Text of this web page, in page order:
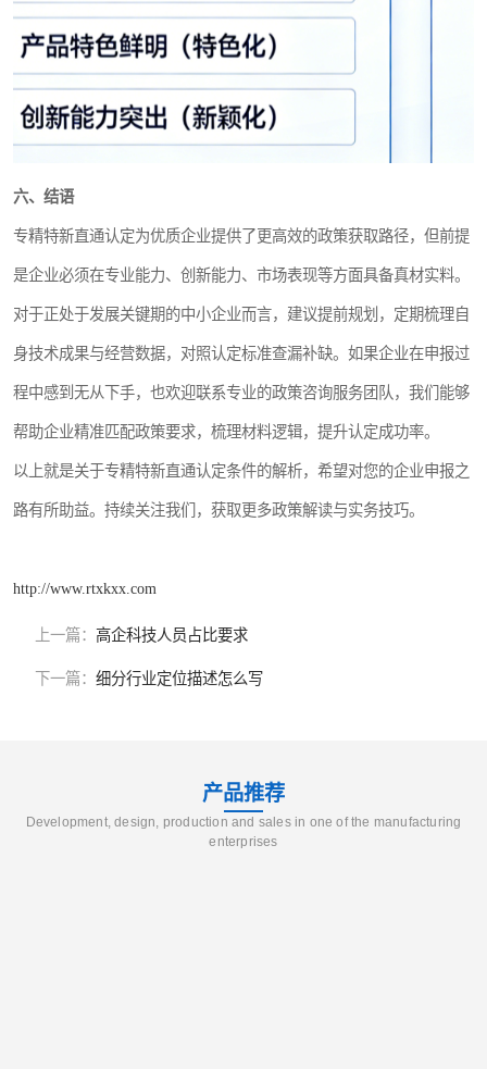
六、结语
专精特新直通认定为优质企业提供了更高效的政策获取路径，但前提
是企业必须在专业能力、创新能力、市场表现等方面具备真材实料。
对于正处于发展关键期的中小企业而言，建议提前规划，定期梳理自
身技术成果与经营数据，对照认定标准查漏补缺。如果企业在申报过
程中感到无从下手，也欢迎联系专业的政策咨询服务团队，我们能够
帮助企业精准匹配政策要求，梳理材料逻辑，提升认定成功率。
以上就是关于专精特新直通认定条件的解析，希望对您的企业申报之
路有所助益。持续关注我们，获取更多政策解读与实务技巧。
http://www.rtxkxx.com
上一篇： 高企科技人员占比要求
下一篇： 细分行业定位描述怎么写
产品推荐
Development, design, production and sales in one of the manufacturing
enterprises